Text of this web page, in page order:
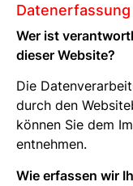
Wer ist
dieser Website?
Die
durch den
können Sie dem
entnehmen.
Wie erfassen wir